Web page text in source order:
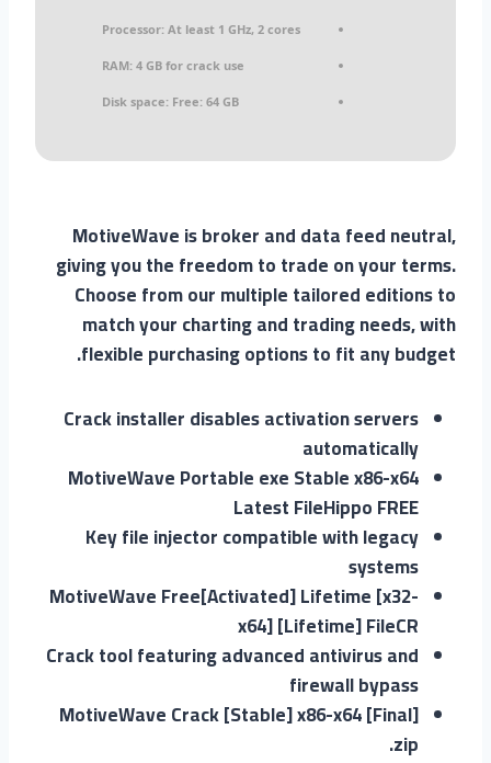
Processor: At least 1 GHz, 2 cores
RAM: 4 GB for crack use
Disk space: Free: 64 GB
MotiveWave is broker and data feed neutral,
giving you the freedom to trade on your terms.
Choose from our multiple tailored editions to
match your charting and trading needs, with
flexible purchasing options to fit any budget.
Crack installer disables activation servers
automatically
MotiveWave Portable exe Stable x86-x64
Latest FileHippo FREE
Key file injector compatible with legacy
systems
MotiveWave Free[Activated] Lifetime [x32-
x64] [Lifetime] FileCR
Crack tool featuring advanced antivirus and
firewall bypass
MotiveWave Crack [Stable] x86-x64 [Final]
.zip